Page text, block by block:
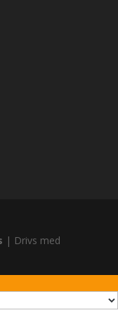
| Drivs med